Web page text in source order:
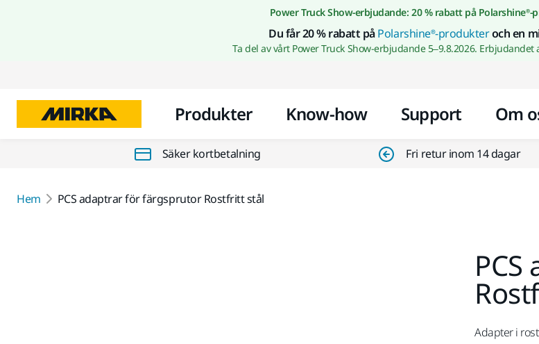
Gå till
Power Truck Show-erbjudande: 20 % rabatt på
Du får 20 % rabatt påPolarshine®-produkteroch en
Ta del av vårt Power Truck Show-erbjudande 5–9.8.2026.
Produkter Know-how Support Om
Säker kortbetalning Fri retur inom 14 dagar
Hem PCS adaptrar för färgsprutor Rostfritt stål
Adapter i